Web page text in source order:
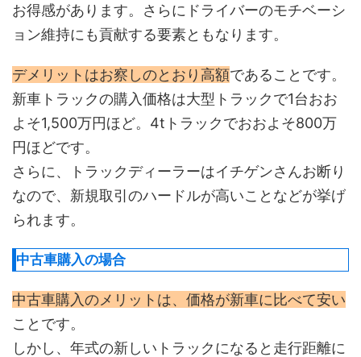
お得感があります。さらにドライバーのモチベーシ
ョン維持にも貢献する要素ともなります。
デメリットはお察しのとおり高額であることです。
新車トラックの購入価格は大型トラックで1台おお
よそ1,500万円ほど。4tトラックでおおよそ800万
円ほどです。
さらに、トラックディーラーはイチゲンさんお断り
なので、新規取引のハードルが高いことなどが挙げ
られます。
中古車購入の場合
中古車購入のメリットは、価格が新車に比べて安い
ことです。
しかし、年式の新しいトラックになると走行距離に